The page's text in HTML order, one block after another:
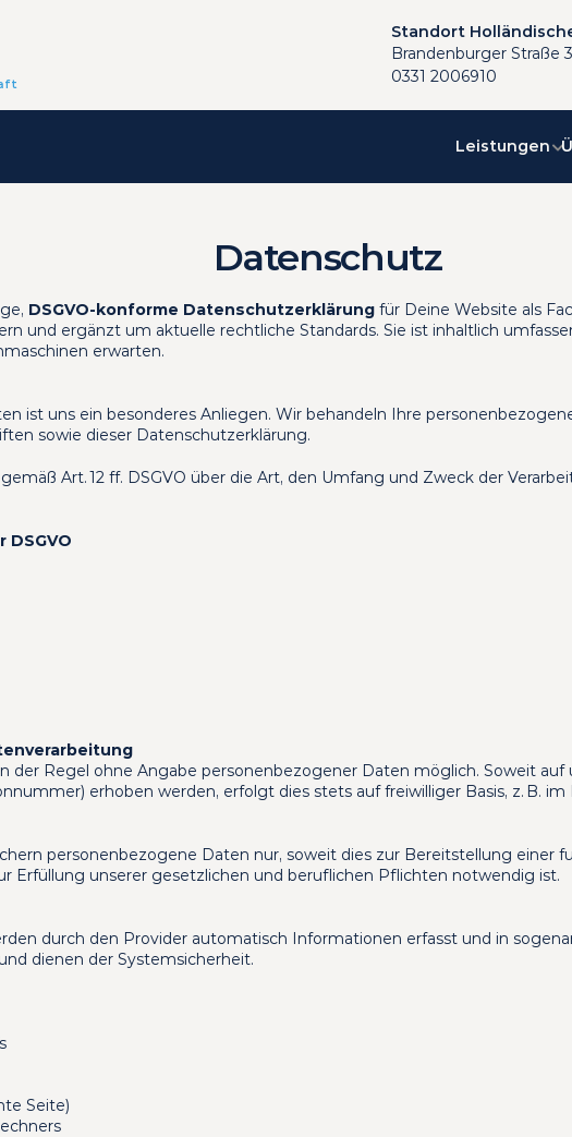
Standort
Brandenburger Straße
0331 2006910
Leistungen
Datenschutz
DSGVO-konforme Datenschutzerklärung für Deine Website als
und ergänzt um aktuelle rechtliche Standards. Sie ist inhaltlich
erwarten.
ist uns ein besonderes Anliegen. Wir behandeln Ihre
sowie dieser Datenschutzerklärung.
Art. 12 ff. DSGVO über die Art, den Umfang und Zweck der
DSGVO
der Regel ohne Angabe personenbezogener Daten möglich. Soweit
erhoben werden, erfolgt dies stets auf freiwilliger Basis, z. B.
personenbezogene Daten nur, soweit dies zur Bereitstellung einer
Erfüllung unserer gesetzlichen und beruflichen Pflichten notwendig ist.
durch den Provider automatisch Informationen erfasst und in
dienen der Systemsicherheit.
Seite)